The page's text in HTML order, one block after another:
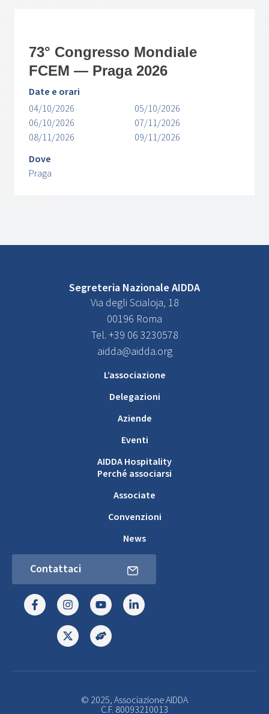
73° Congresso Mondiale
FCEM — Praga 2026
Date e orari
04/10/2026
05/10/2026
06/10/2026
07/11/2026
08/11/2026
09/11/2026
Dove
Praga
Segreteria Nazionale AIDDA
Via degli Scialoja, 18
00196 Roma
Tel. +39 06 3230578
aidda@aidda.org
L’associazione
Delegazioni
Aziende
Eventi
AIDDA Hospitality
Perché associarsi
Associate
Convenzioni
News
Contattaci
© 2025, Associazione AIDDA
C.F. 80093210013